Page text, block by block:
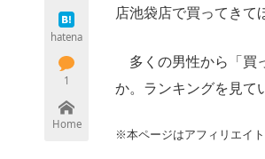
hatena
1
Home
店池袋店で買ってきて
多くの男性から「買
か。ランキングを見て
※本ページはアフィリエイ